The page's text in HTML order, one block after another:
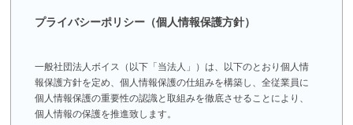
プライバシーポリシー（個人情報保護方針）
一般社団法人ボイス（以下「当法人」）は、以下のとおり個人情
報保護方針を定め、個人情報保護の仕組みを構築し、全従業員に
個人情報保護の重要性の認識と取組みを徹底させることにより、
個人情報の保護を推進致します。